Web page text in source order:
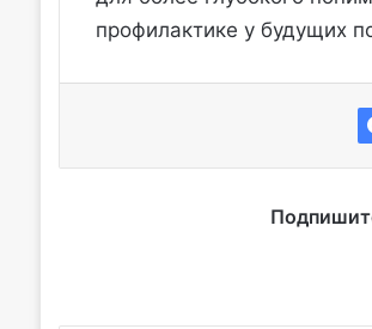
профилактике у будущих